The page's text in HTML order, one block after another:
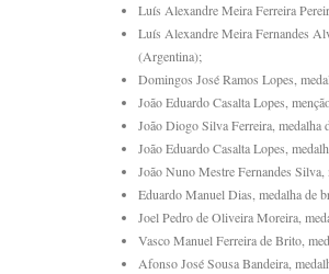
Luís Alexandre Meira Ferreira
Luís Alexandre Meira Fernandes
(Argentina);
Domingos José Ramos Lopes,
João Eduardo Casalta Lopes,
João Diogo Silva Ferreira, medalha
João Eduardo Casalta Lopes,
João Nuno Mestre Fernandes
Eduardo Manuel Dias, medalha de
Joel Pedro de Oliveira Moreira,
Vasco Manuel Ferreira de Brito,
Afonso José Sousa Bandeira,